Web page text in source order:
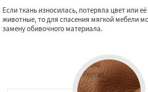
Если ткань износилась, потеряла цвет или
животные, то для спасения мягкой мебели
замену обивочного материала.